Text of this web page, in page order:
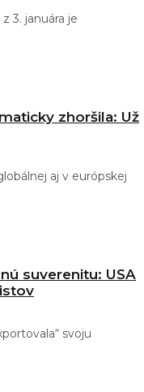
3. januára je
zhoršila: Už
aj v európskej
suverenitu: USA
svoju